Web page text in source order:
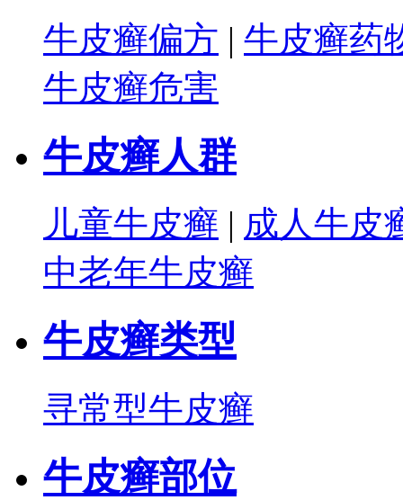
牛皮癣偏方 | 牛皮癣药
牛皮癣危害
牛皮癣人群
儿童牛皮癣 | 成人牛皮
中老年牛皮癣
牛皮癣类型
寻常型牛皮癣
牛皮癣部位